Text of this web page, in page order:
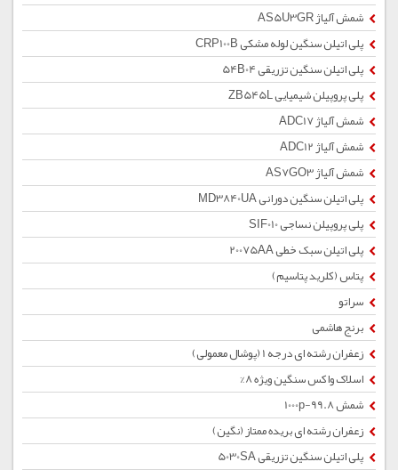
شمش آلیاژ AS5U3GR
پلی اتیلن سنگین لوله مشکی CRP100B
پلی اتیلن سنگین تزریقی 54B04
پلی پروپیلن شیمیایی ZB545L
شمش آلیاژ ADC17
شمش آلیاژ ADC12
شمش آلیاژ AS7GO3
پلی اتیلن سنگین دورانی MD3840UA
پلی پروپیلن نساجی SIF010
پلی اتیلن سبک خطی 20075AA
پتاس (کلرید پتاسیم)
سراتو
برنج هاشمی
زعفران رشته ای درجه 1 (پوشال معمولی)
اسلاک واکس سنگین ویژه 8%
شمش 1000p-99.8
زعفران رشته ای بریده ممتاز (نگین)
پلی اتیلن سنگین تزریقی 5030SA